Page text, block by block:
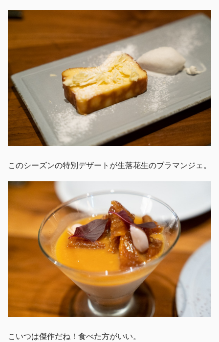
このシーズンの特別デザートが生落花生のブラマンジェ。
こいつは傑作だね！食べた方がいい。